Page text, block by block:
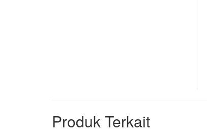
Produk Terkait